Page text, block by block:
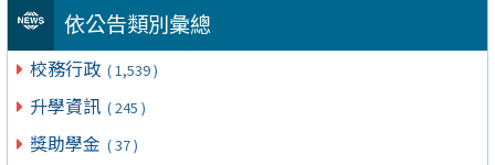
依公告類別彙總
校務行政 ( 1,539 )
升學資訊 ( 245 )
獎助學金 ( 37 )